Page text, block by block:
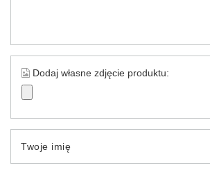
Dodaj własne zdjęcie produktu:
Twoje imię